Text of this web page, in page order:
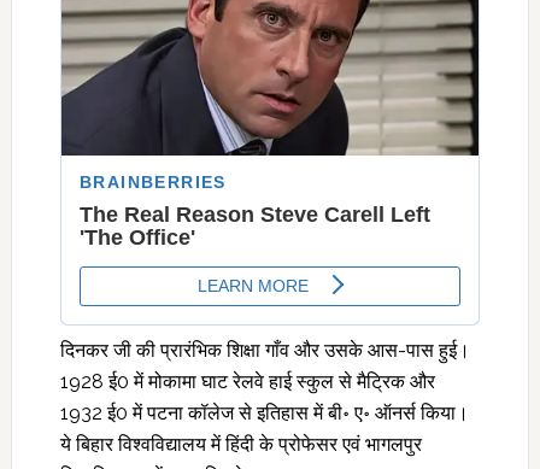
दिनकर जी की प्रारंभिक शिक्षा गाँव और उसके आस-पास हुई।
1928 ई0 में मोकामा घाट रेलवे हाई स्कुल से मैट्रिक और
1932 ई0 में पटना कॉलेज से इतिहास में बी॰ ए॰ ऑनर्स किया।
ये बिहार विश्वविद्यालय में हिंदी के प्रोफेसर एवं भागलपुर